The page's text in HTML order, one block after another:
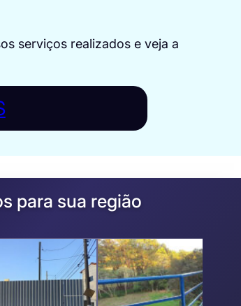
serviços realizados e veja a
para sua região